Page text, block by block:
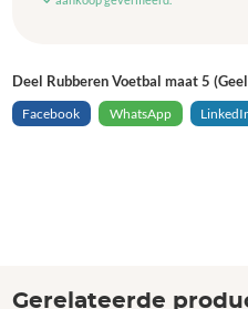
Deel Rubberen Voetbal maat 5
Facebook
WhatsApp
Gerelateerde